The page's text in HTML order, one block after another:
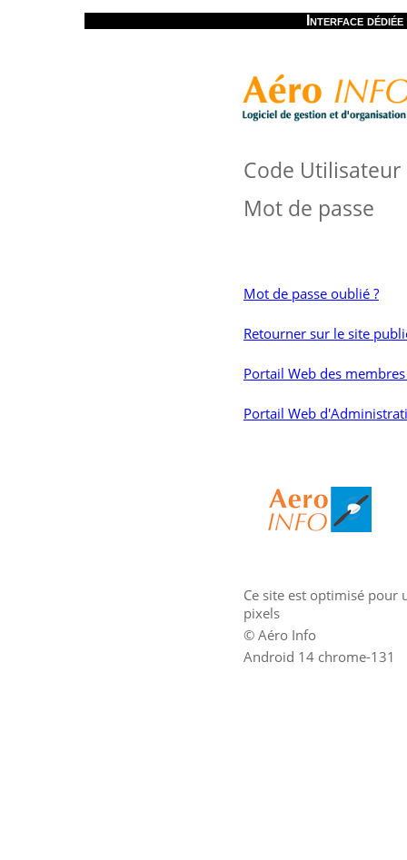
Interface
Code Utilisateur
Mot de passe
Mot de passe oublié ?
Retourner sur le site
Portail Web des
Portail Web
Ce site est optimisé pour
pixels
© Aéro Info
Android 14 chrome-131